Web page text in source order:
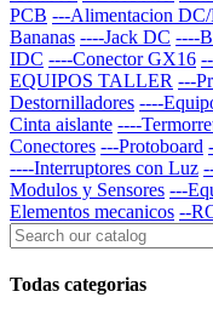
PCB ---Alimentacion
Bananas ----Jack DC ----
IDC ----Conector GX16
EQUIPOS TALLER ---
Destornilladores ----
Cinta aislante ----
Conectores ---Protoboard
----Interruptores con Luz
Modulos y Sensores ---
Elementos mecanicos --
Todas categorias